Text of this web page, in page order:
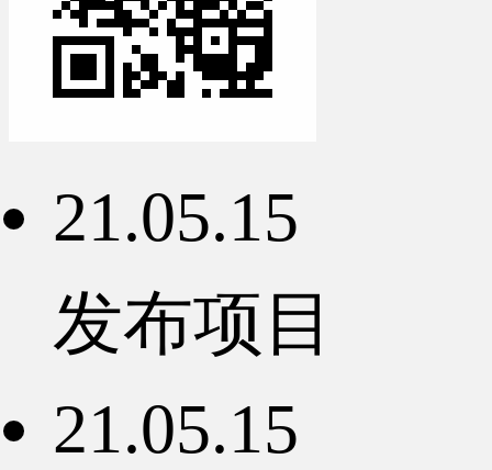
21.05.15
发布项目
21.05.15